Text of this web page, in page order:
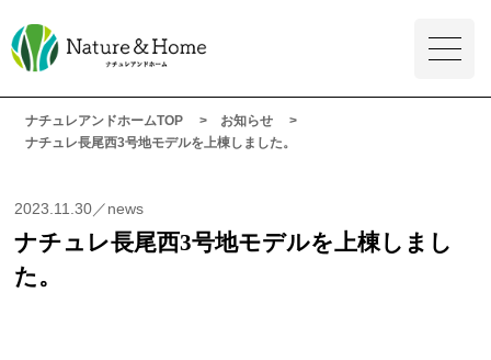
ナチュレアンドホームTOP
お知らせ
ナチュレ長尾西3号地モデルを上棟しました。
2023.11.30／news
ナチュレ長尾西3号地モデルを上棟しまし
た。